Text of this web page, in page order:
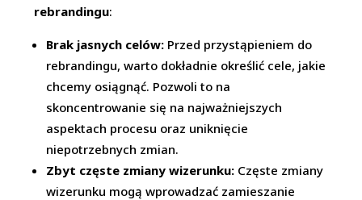
rebrandingu:
Brak jasnych celów: Przed przystąpieniem do
rebrandingu, warto dokładnie określić cele, jakie
chcemy osiągnąć. Pozwoli to na
skoncentrowanie się na najważniejszych
aspektach procesu oraz uniknięcie
niepotrzebnych zmian.
Zbyt częste zmiany wizerunku: Częste zmiany
wizerunku mogą wprowadzać zamieszanie